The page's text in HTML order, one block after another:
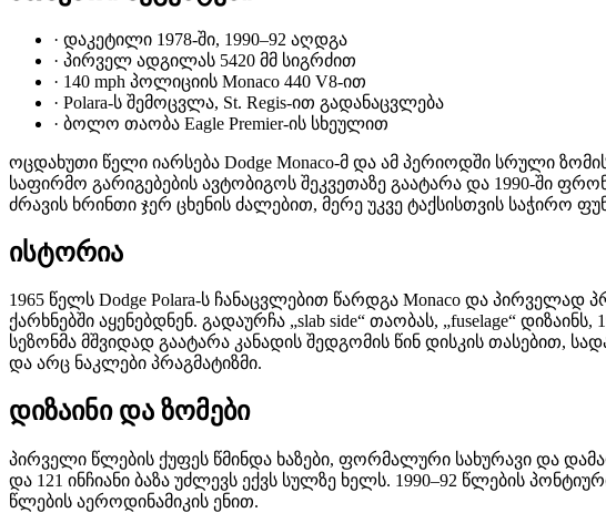
· დაკეტილი 1978-ში, 1990–92 აღდგა
· პირველ ადგილას 5420 მმ სიგრძით
· 140 mph პოლიციის Monaco 440 V8-ით
· Polara-ს შემოცვლა, St. Regis-ით გადანაცვლება
· ბოლო თაობა Eagle Premier-ის სხეულით
ოცდახუთი წელი იარსება Dodge Monaco-მ და ამ პერიოდში სრული
საფირმო გარიგებების ავტობიგოს შეკვეთაზე გაატარა და 1990-ში
ძრავის ხრინთი ჯერ ცხენის ძალებით, მერე უკვე ტაქსისთვის საჭირო
ისტორია
1965 წელს Dodge Polara-ს ჩანაცვლებით წარდგა Monaco და პირველად
ქარხნებში აყენებდნენ. გადაურჩა „slab side“ თაობას, „fuselage“
სეზონმა მშვიდად გაატარა კანადის შედგომის წინ დისკის თასებით,
და არც ნაკლები პრაგმატიზმი.
დიზაინი და ზომები
პირველი წლების ქუფეს წმინდა ხაზები, ფორმალური სახურავი და
და 121 ინჩიანი ბაზა უძლევს ექვს სულზე ხელს. 1990–92 წლების
წლების აეროდინამიკის ენით.